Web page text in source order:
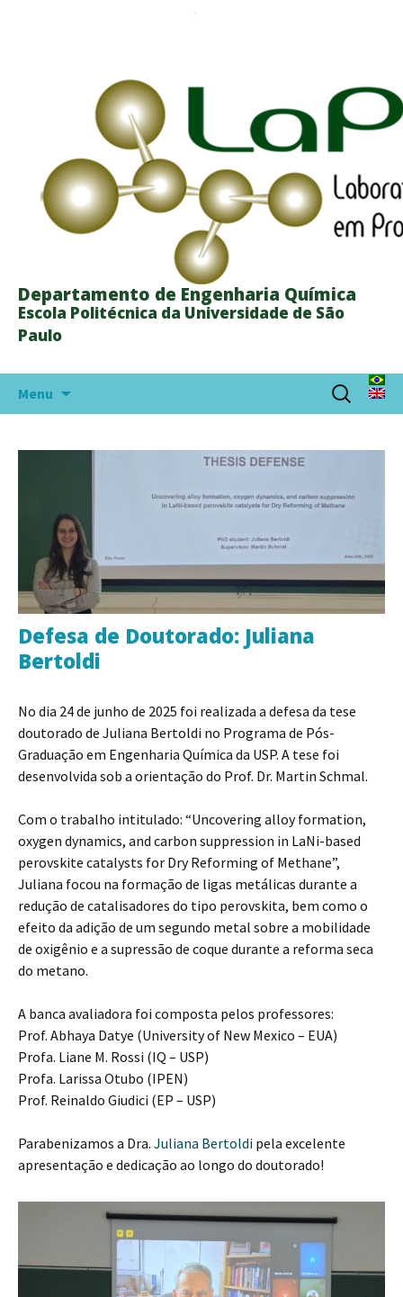
Departamento de Engenharia Química
Escola Politécnica da Universidade de São
Paulo
Menu
conteúdo
Pesquisar
por:
Defesa de Doutorado: Juliana
Bertoldi
No dia 24 de junho de 2025 foi realizada a defesa da tese
doutorado de Juliana Bertoldi no Programa de Pós-
Graduação em Engenharia Química da USP. A tese foi
desenvolvida sob a orientação do Prof. Dr. Martin Schmal.
Com o trabalho intitulado: “Uncovering alloy formation,
oxygen dynamics, and carbon suppression in LaNi-based
perovskite catalysts for Dry Reforming of Methane”,
Juliana focou na formação de ligas metálicas durante a
redução de catalisadores do tipo perovskita, bem como o
efeito da adição de um segundo metal sobre a mobilidade
de oxigênio e a supressão de coque durante a reforma seca
do metano.
A banca avaliadora foi composta pelos professores:
Prof. Abhaya Datye (University of New Mexico – EUA)
Profa. Liane M. Rossi (IQ – USP)
Profa. Larissa Otubo (IPEN)
Prof. Reinaldo Giudici (EP – USP)
Parabenizamos a Dra. Juliana Bertoldi pela excelente
apresentação e dedicação ao longo do doutorado!